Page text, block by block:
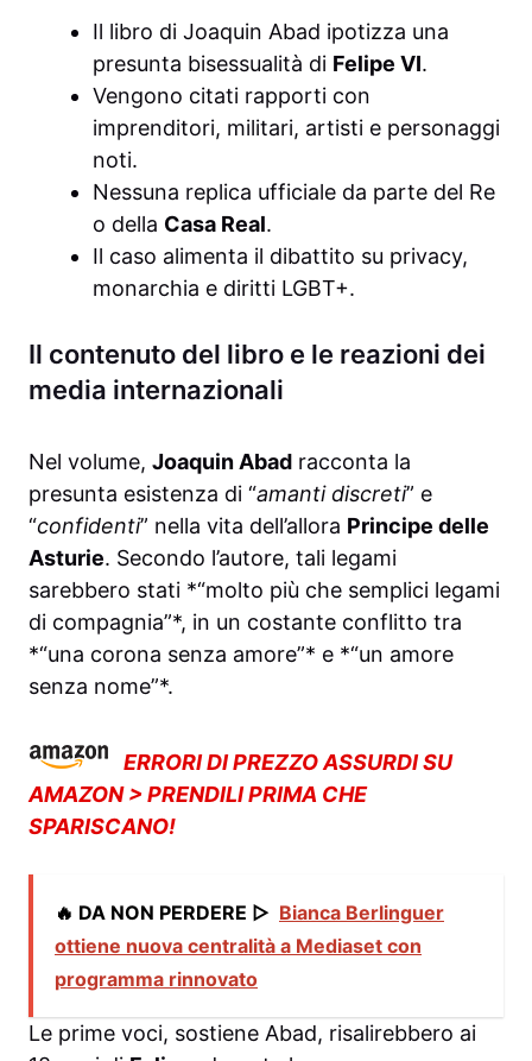
Il libro di Joaquin Abad ipotizza una
presunta bisessualità di Felipe VI.
Vengono citati rapporti con
imprenditori, militari, artisti e personaggi
noti.
Nessuna replica ufficiale da parte del Re
o della Casa Real.
Il caso alimenta il dibattito su privacy,
monarchia e diritti LGBT+.
Il contenuto del libro e le reazioni dei
media internazionali
Nel volume, Joaquin Abad racconta la
presunta esistenza di “amanti discreti” e
“confidenti” nella vita dell’allora Principe delle
Asturie. Secondo l’autore, tali legami
sarebbero stati *“molto più che semplici legami
di compagnia”*, in un costante conflitto tra
*“una corona senza amore”* e *“un amore
senza nome”*.
ERRORI DI PREZZO ASSURDI SU
AMAZON > PRENDILI PRIMA CHE
SPARISCANO!
🔥 DA NON PERDERE ▷ Bianca Berlinguer
ottiene nuova centralità a Mediaset con
programma rinnovato
Le prime voci, sostiene Abad, risalirebbero ai